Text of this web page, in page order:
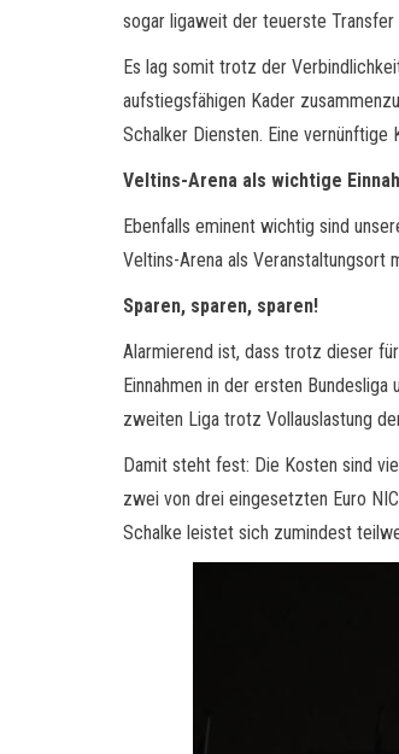
sogar ligaweit der teuerste Transfer
Es lag somit trotz der
aufstiegsfähigen Kader
Schalker Diensten. Eine
Veltins-Arena als wichtige
Ebenfalls eminent wichtig sind
Veltins-Arena als Veranstaltungsort
Sparen, sparen, sparen!
Alarmierend ist, dass trotz dieser
Einnahmen in der ersten
zweiten Liga trotz Vollauslastung
Damit steht fest: Die Kosten sind
zwei von drei eingesetzten Euro
Schalke leistet sich zumindest